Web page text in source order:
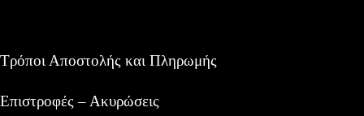
Τρόποι Αποστολής και Πληρωμής
Επιστροφές – Ακυρώσεις